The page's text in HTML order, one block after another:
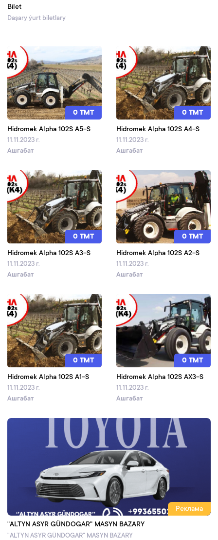
Bilet
Daşary ýurt biletlary
0 TMT
Hidromek Alpha 102S A5-S
11.11.2023 г.
Ашгабат
0 TMT
Hidromek Alpha 102S A4-S
11.11.2023 г.
Ашгабат
0 TMT
Hidromek Alpha 102S A3-S
11.11.2023 г.
Ашгабат
0 TMT
Hidromek Alpha 102S A2-S
11.11.2023 г.
Ашгабат
0 TMT
Hidromek Alpha 102S A1-S
11.11.2023 г.
Ашгабат
0 TMT
Hidromek Alpha 102S AX3-S
11.11.2023 г.
Ашгабат
Реклама
"ALTYN ASYR GÜNDOGAR" MASYN BAZARY
"ALTYN ASYR GÜNDOGAR" MASYN BAZARY